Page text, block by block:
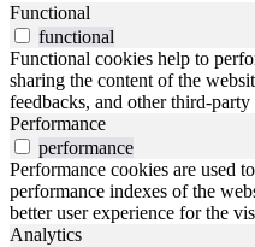
Functional
functional
Functional cookies help to
sharing the content of the
feedbacks, and other third-party
Performance
performance
Performance cookies are used
performance indexes of the
better user experience for the
Analytics